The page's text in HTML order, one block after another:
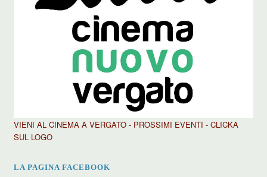
VIENI AL CINEMA A VERGATO - PROSSIMI EVENTI - CLICKA
SUL LOGO
LA PAGINA FACEBOOK